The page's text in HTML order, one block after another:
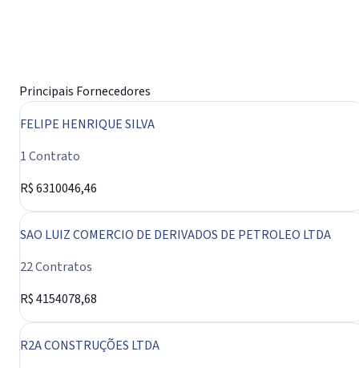
Principais Fornecedores
FELIPE HENRIQUE SILVA
1 Contrato
R$ 6310046,46
SAO LUIZ COMERCIO DE DERIVADOS DE PETROLEO LTDA
22 Contratos
R$ 4154078,68
R2A CONSTRUÇÕES LTDA